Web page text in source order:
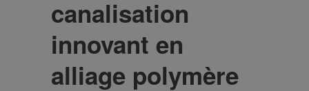
canalisation
innovant en
alliage polymère